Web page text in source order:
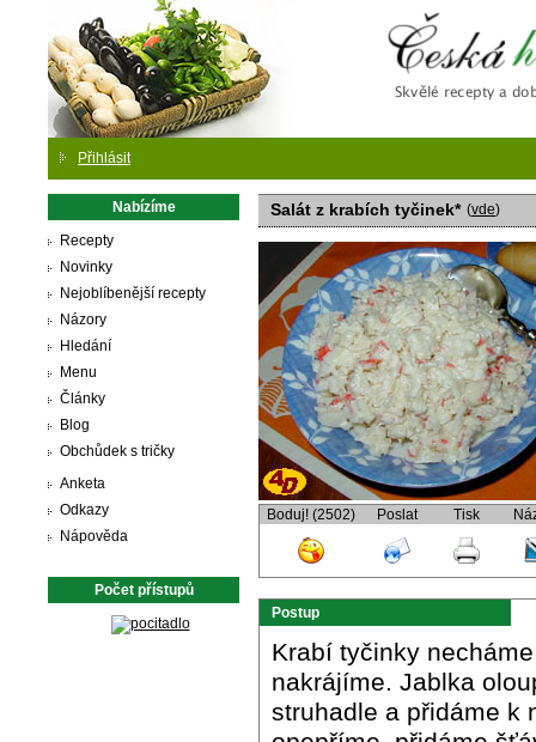
Přihlásit
Nabízíme
Recepty
Novinky
Nejoblíbenější recepty
Názory
Hledání
Menu
Články
Blog
Obchůdek s tričky
Anketa
Odkazy
Nápověda
Počet přístupů
Salát z krabích tyčinek* (vde)
Boduj! (2502) Poslat Tisk
Postup
Krabí tyčinky
nakrájíme. Jablka
struhadle a přidáme k